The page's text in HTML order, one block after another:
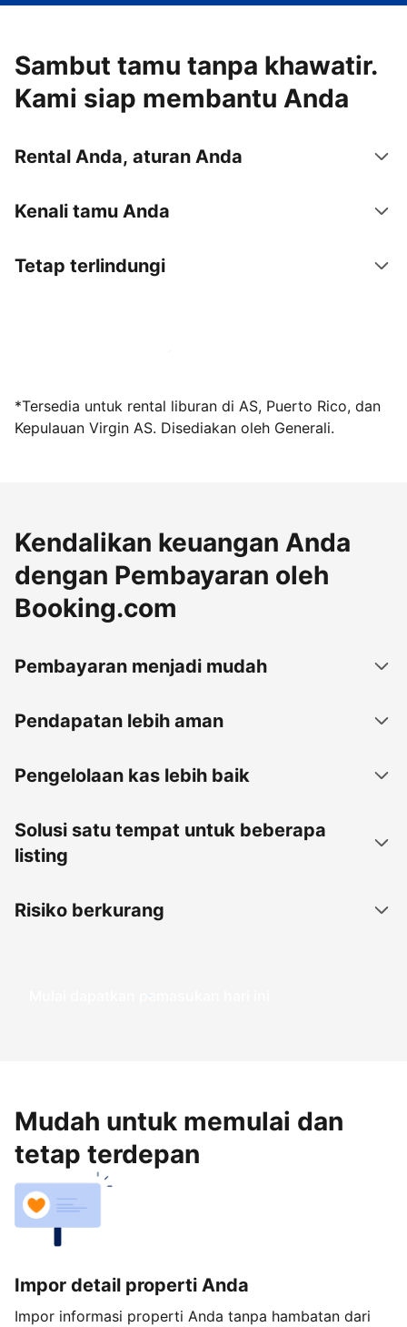
Sambut tamu tanpa khawatir.
Kami siap membantu Anda
Rental Anda, aturan Anda
Kenali tamu Anda
Tetap terlindungi
Jadi tuan rumah bersama kami sekarang
*Tersedia untuk rental liburan di AS, Puerto Rico, dan
Kepulauan Virgin AS. Disediakan oleh Generali.
Kendalikan keuangan Anda
dengan Pembayaran oleh
Booking.com
Pembayaran menjadi mudah
Pendapatan lebih aman
Pengelolaan kas lebih baik
Solusi satu tempat untuk beberapa
listing
Risiko berkurang
Mulai dapatkan pemasukan hari ini
Mudah untuk memulai dan
tetap terdepan
Impor detail properti Anda
Impor informasi properti Anda tanpa hambatan dari